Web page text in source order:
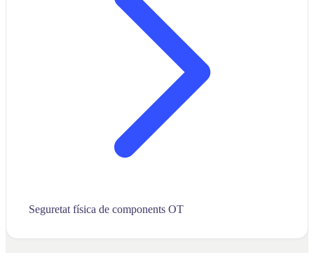
Seguretat física de components OT